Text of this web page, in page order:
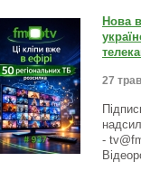
Нова
27
-